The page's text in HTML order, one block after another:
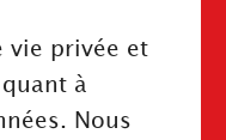
vie privée et
à
Nous